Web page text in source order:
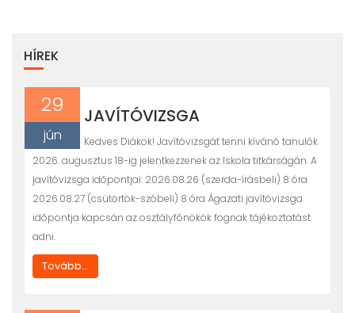
HÍREK
29
jún
JAVÍTÓVIZSGA
Kedves Diákok! Javítóvizsgát tenni kívánó tanulók
2026. augusztus 18-ig jelentkezzenek az Iskola titkárságán. A
javítóvizsga idõpontjai: 2026.08.26 (szerda-írásbeli) 8 óra
2026.08.27 (csütörtök-szóbeli) 8 óra Ágazati javítóvizsga
idõpontja kapcsán az osztályfõnökök fognak tájékoztatást
adni.
Tovább...